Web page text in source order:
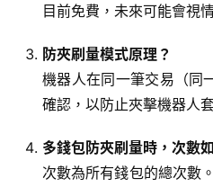
目前免費，未來可能會視
防夾刷量模式原理？
機器人在同一筆交易（同
確認，以防止夾擊機器人
多錢包防夾刷量時，次數
次數為所有錢包的總次數